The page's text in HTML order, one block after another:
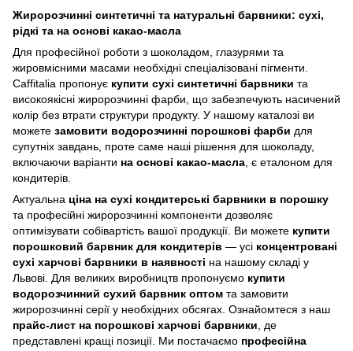
Жиророзчинні синтетичні та натуральні барвники: сухі,
рідкі та на основі какао-масла
Для професійної роботи з шоколадом, глазурями та
жировмісними масами необхідні спеціалізовані пігменти.
Caffitalia пропонує купити сухі синтетичні барвники та
високоякісні жиророзчинні фарби, що забезпечують насичений
колір без втрати структури продукту. У нашому каталозі ви
можете замовити водорозчинні порошкові фарби для
супутніх завдань, проте саме наші рішення для шоколаду,
включаючи варіанти на основі какао-масла , є еталоном для
кондитерів.
Актуальна ціна на сухі кондитерські барвники в порошку
та професійні жиророзчинні компоненти дозволяє
оптимізувати собівартість вашої продукції. Ви можете купити
порошковий барвник для кондитерів — усі концентровані
сухі харчові барвники в наявності на нашому складі у
Львові. Для великих виробництв пропонуємо купити
водорозчинний сухий барвник оптом та замовити
жиророзчинні серії у необхідних обсягах. Ознайомтеся з наш
прайс-лист на порошкові харчові барвники , де
представлені кращі позиції. Ми постачаємо професійна